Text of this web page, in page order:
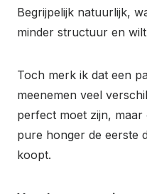
Begrijpelijk natuurlijk,
minder structuur en
Toch merk ik dat een
meenemen veel
perfect moet zijn,
pure honger de eerste
koopt.